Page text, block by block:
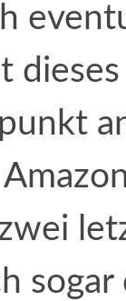
dieses